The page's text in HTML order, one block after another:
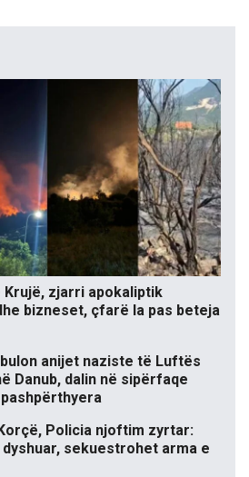
Krujë, zjarri apokaliptik
bizneset, çfarë la pas beteja
anijet naziste të Luftës
Danub, dalin në sipërfaqe
Policia njoftim zyrtar:
sekuestrohet arma e